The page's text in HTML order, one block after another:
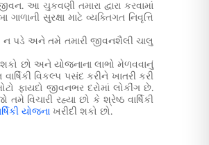
આ ચુકવણી તમારા દ્વારા કરવામાં
સુરક્ષા માટે વ્યક્તિગત નિવૃત્તિ
ન પડે અને તમે તમારી જીવનશૈલી ચાલુ
શકો છો અને યોજનાના લાભો મેળવવાનું
વિકલ્પ પસંદ કરીને ખાતરી કરી
ફાયદો જીવનભર દરોમાં લોકીંગ છે.
વિચારી રહ્યા છો કે શ્રેષ્ઠ વાર્ષિકી
યોજના ખરીદી શકો છો.